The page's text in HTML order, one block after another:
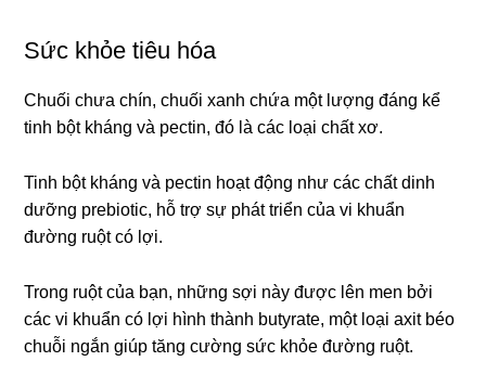
Sức khỏe tiêu hóa
Chuối chưa chín, chuối xanh chứa một lượng đáng kể
tinh bột kháng và pectin, đó là các loại chất xơ.
Tinh bột kháng và pectin hoạt động như các chất dinh
dưỡng prebiotic, hỗ trợ sự phát triển của vi khuẩn
đường ruột có lợi.
Trong ruột của bạn, những sợi này được lên men bởi
các vi khuẩn có lợi hình thành butyrate, một loại axit béo
chuỗi ngắn giúp tăng cường sức khỏe đường ruột.